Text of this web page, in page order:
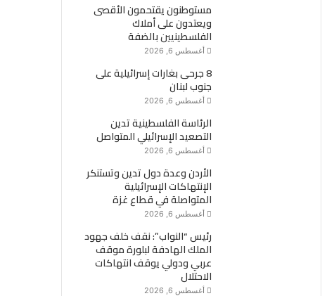
مستوطنون يقتحمون الأقصى
ويعتدون على أملاك
الفلسطينيين بالضفة
أغسطس 6, 2026
8 جرحى بغارات إسرائيلية على
جنوب لبنان
أغسطس 6, 2026
الرئاسة الفلسطينية تدين
التصعيد الإسرائيلي المتواصل
أغسطس 6, 2026
الأردن وعدة دول تدين وتستنكر
الإنتهاكات الإسرائيلية
المتواصلة في قطاع غزة
أغسطس 6, 2026
رئيس “النواب”: نقف خلف جهود
الملك الهادفة لبلورة موقف
عربي ودولي يوقف انتهاكات
الاحتلال
أغسطس 6, 2026